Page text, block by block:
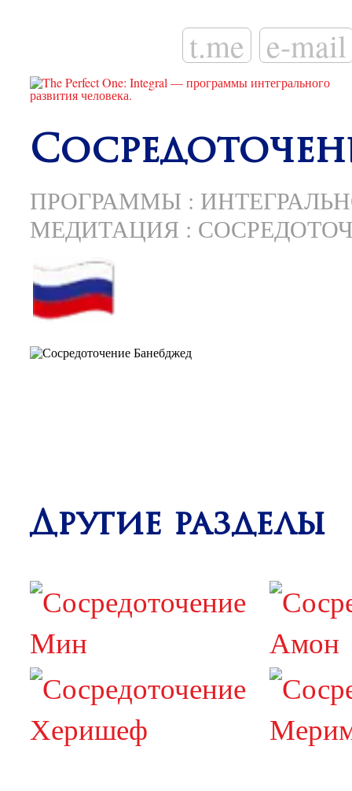
t.me e-mail
ПРОГРАММЫ :
МЕДИТАЦИЯ :
Другие разделы